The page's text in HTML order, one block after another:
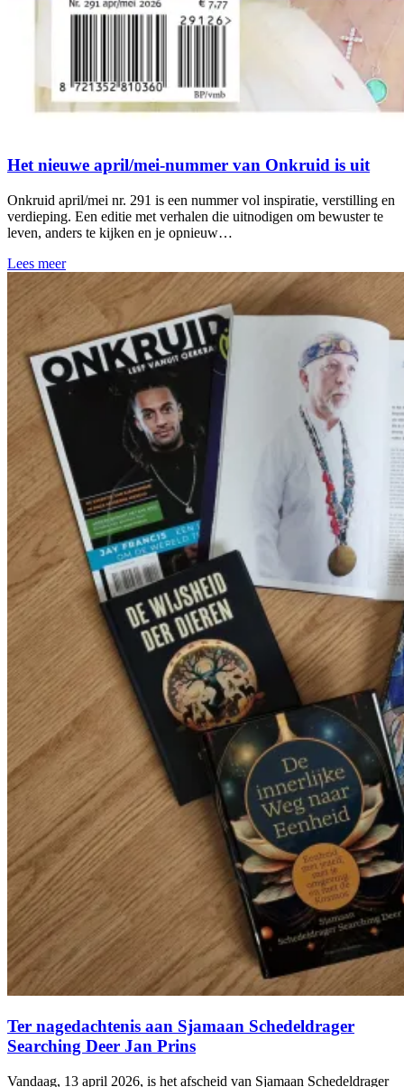
Het nieuwe april/mei-nummer van Onkruid is uit
Onkruid april/mei nr. 291 is een nummer vol inspiratie, verstilling en
verdieping. Een editie met verhalen die uitnodigen om bewuster te
leven, anders te kijken en je opnieuw…
Lees meer
Ter nagedachtenis aan Sjamaan Schedeldrager
Searching Deer Jan Prins
Vandaag, 13 april 2026, is het afscheid van Sjamaan Schedeldrager